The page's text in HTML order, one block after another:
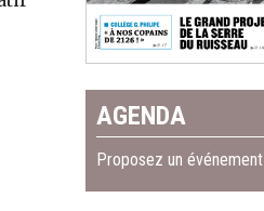
AGENDA
Proposez un événement